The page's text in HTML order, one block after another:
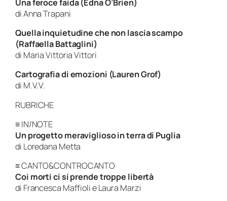
Una feroce faida (Edna O’Brien)
di Anna Trapani
Quella inquietudine che non lascia scampo
(Raffaella Battaglini)
di Maria Vittoria Vittori
Cartografia di emozioni (Lauren Grof)
di M.V.V.
RUBRICHE
≡ IN/NOTE
Un progetto meraviglioso in terra di Puglia
di Loredana Metta
≡ CANTO&CONTROCANTO
Coi morti ci si prende troppe libertà
di Francesca Maffioli e Laura Marzi